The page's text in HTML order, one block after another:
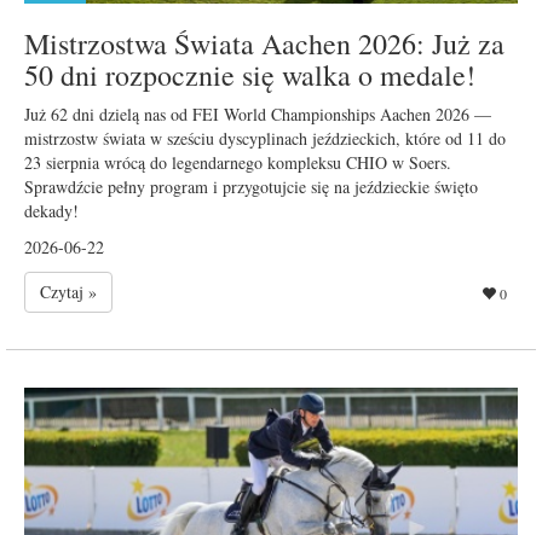
Mistrzostwa Świata Aachen 2026: Już za
50 dni rozpocznie się walka o medale!
Już 62 dni dzielą nas od FEI World Championships Aachen 2026 —
mistrzostw świata w sześciu dyscyplinach jeździeckich, które od 11 do
23 sierpnia wrócą do legendarnego kompleksu CHIO w Soers.
Sprawdźcie pełny program i przygotujcie się na jeździeckie święto
dekady!
2026-06-22
Czytaj »
0